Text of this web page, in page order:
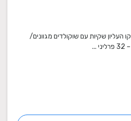
העליון שקיות עם שוקולדים מגוונים/